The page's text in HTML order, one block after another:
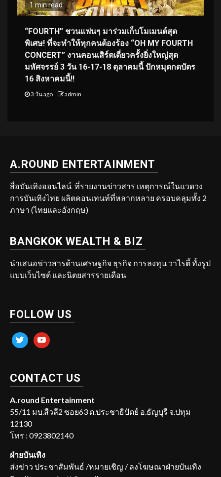
1 min read
“FOURTH” ชวนแฟนๆ มาร่วมเก็บโมเมนต์สุด
พิเศษ! ที่จะทำให้ทุกคนต้องร้อง “OH MY FOURTH
CONCERT” งานคอนเสิร์ตเดี่ยวครั้งยิ่งใหญ่สุด
มหัศจรรย์ 3 วัน 16-17-18 ตุลาคมนี้ ปักหมุดกดบัตร
16 สิงหาคมนี้!!
3 วัน ago admin
A.ROUND ENTERTAINMENT
สื่อบันเทิงออนไลน์ ที่รายงานข่าวสาร เหตุการณ์ในแวดวง
การบันเทิงไทย ผลิตคอนเทนท์ที่หลากหลาย ครอบคลุมทั้ง 2
ภาษา (ไทยและอังกฤษ)
BANGKOK WEALTH & BIZ
นำเสนอข่าวสารด้านเศรษฐกิจ ธุรกิจ การลงทุน วาไรตี้ ทั้งรูป
แบบเว็บไซต์ และนิตยสารรายเดือน
FOLLOW US
twitter youtube
CONTACT US
A.round Entertainment
55/11 มบ.สีวลี2 ซอย63 ต.ประชาธิปัตย์ อ.ธัญบุรี จ.ปทุม
12130
โทร : 0923802140
ฝ่ายบันเทิง
ส่งข่าว ประชาสัมพันธ์ /หมายเชิญ / ลงโฆษณาฝ่ายบันเทิง